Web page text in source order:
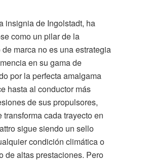
insignia de Ingolstadt, ha
como un pilar de la
marca no es una estrategia
en su gama de
por la perfecta amalgama
hasta al conductor más
de sus propulsores,
cada trayecto en
sigue siendo un sello
condición climática o
de altas prestaciones. Pero